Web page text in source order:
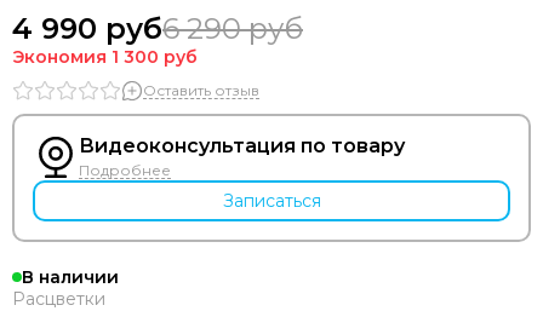
4 990 руб6 290 руб
Экономия 1 300 руб
Оставить отзыв
Видеоконсультация по товару
Подробнее
Записаться
В наличии
Расцветки